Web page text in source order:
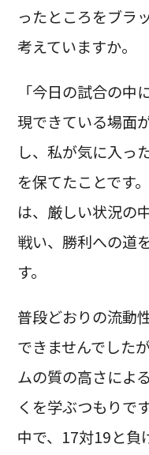
ったところをブラ
考えていますか。
「今日の試合の
現できている場面
し、私が気に入っ
を保てたことです
は、厳しい状況の
戦い、勝利への道
す。
普段どおりの流動
できませんでした
ムの質の高さによ
くを学ぶつもりで
中で、17対19と負